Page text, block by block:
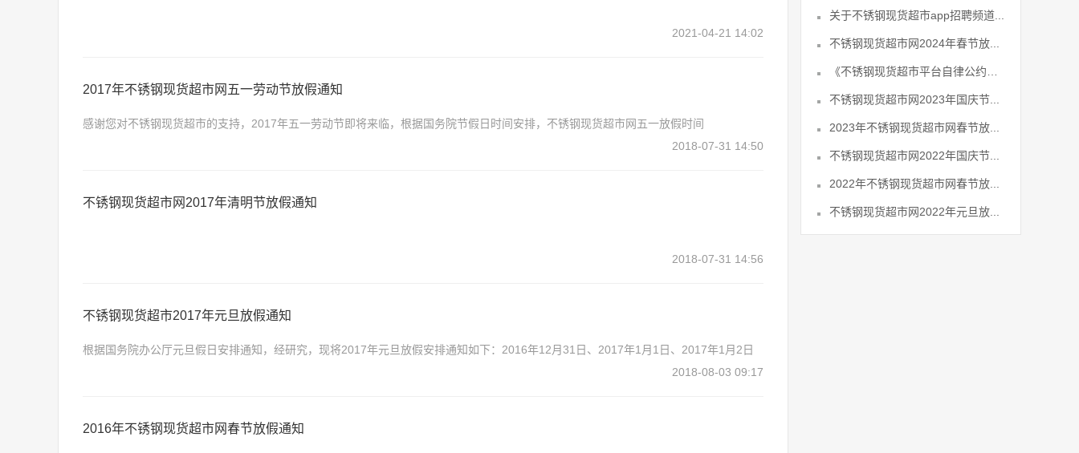
2021-04-21 14:02
2017年不锈钢现货超市网五一劳动节放假通知
感谢您对不锈钢现货超市的支持，2017年五一劳动节即将来临，根据国务院节假日时间安排，不锈钢现货超市网五一放假时间
2018-07-31 14:50
不锈钢现货超市网2017年清明节放假通知
2018-07-31 14:56
不锈钢现货超市2017年元旦放假通知
根据国务院办公厅元旦假日安排通知，经研究，现将2017年元旦放假安排通知如下：2016年12月31日、2017年1月1日、2017年1月2日
2018-08-03 09:17
2016年不锈钢现货超市网春节放假通知
关于不锈钢现货超市app招聘频道...
不锈钢现货超市网2024年春节放...
不锈钢现货超市网2023年国庆节...
2023年不锈钢现货超市网春节放...
不锈钢现货超市网2022年国庆节...
2022年不锈钢现货超市网春节放...
不锈钢现货超市网2022年元旦放...